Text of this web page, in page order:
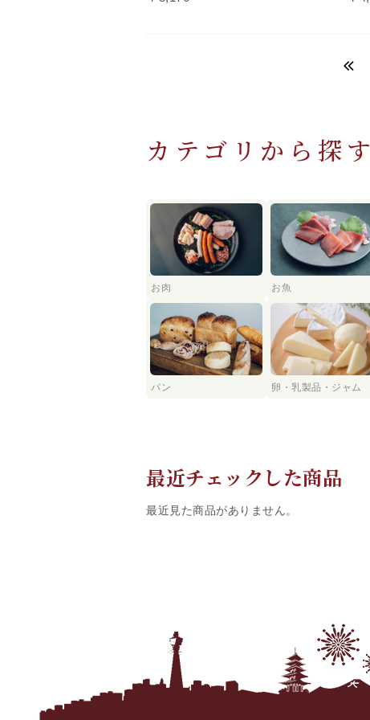
カテゴリから探す
お肉 お魚
パン 卵・乳製品・ジャム
最近チェックした商品
最近見た商品がありません。